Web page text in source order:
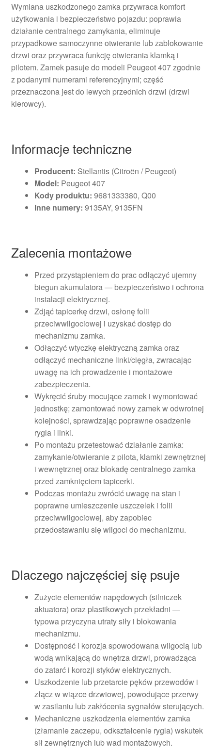
Wymiana uszkodzonego zamka przywraca komfort
użytkowania i bezpieczeństwo pojazdu: poprawia
działanie centralnego zamykania, eliminuje
przypadkowe samoczynne otwieranie lub zablokowanie
drzwi oraz przywraca funkcję otwierania klamką i
pilotem. Zamek pasuje do modeli Peugeot 407 zgodnie
z podanymi numerami referencyjnymi; część
przeznaczona jest do lewych przednich drzwi (drzwi
kierowcy).
Informacje techniczne
Producent: Stellantis (Citroën / Peugeot)
Model: Peugeot 407
Kody produktu: 9681333380, Q00
Inne numery: 9135AY, 9135FN
Zalecenia montażowe
Przed przystąpieniem do prac odłączyć ujemny
biegun akumulatora — bezpieczeństwo i ochrona
instalacji elektrycznej.
Zdjąć tapicerkę drzwi, osłonę folii
przeciwwilgociowej i uzyskać dostęp do
mechanizmu zamka.
Odłączyć wtyczkę elektryczną zamka oraz
odłączyć mechaniczne linki/cięgła, zwracając
uwagę na ich prowadzenie i montażowe
zabezpieczenia.
Wykręcić śruby mocujące zamek i wymontować
jednostkę; zamontować nowy zamek w odwrotnej
kolejności, sprawdzając poprawne osadzenie
rygla i linki.
Po montażu przetestować działanie zamka:
zamykanie/otwieranie z pilota, klamki zewnętrznej
i wewnętrznej oraz blokadę centralnego zamka
przed zamknięciem tapicerki.
Podczas montażu zwrócić uwagę na stan i
poprawne umieszczenie uszczelek i folii
przeciwwilgociowej, aby zapobiec
przedostawaniu się wilgoci do mechanizmu.
Dlaczego najczęściej się psuje
Zużycie elementów napędowych (silniczek
aktuatora) oraz plastikowych przekładni —
typowa przyczyna utraty siły i blokowania
mechanizmu.
Dostępność i korozja spowodowana wilgocią lub
wodą wnikającą do wnętrza drzwi, prowadząca
do zatarć i korozji styków elektrycznych.
Uszkodzenie lub przetarcie pęków przewodów i
złącz w wiązce drzwiowej, powodujące przerwy
w zasilaniu lub zakłócenia sygnałów sterujących.
Mechaniczne uszkodzenia elementów zamka
(złamanie zaczepu, odkształcenie rygla) wskutek
sił zewnętrznych lub wad montażowych.